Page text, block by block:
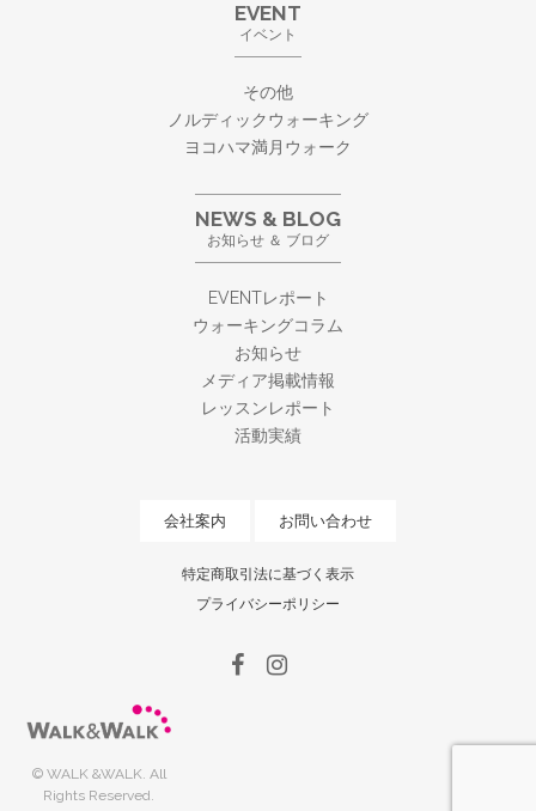
EVENT
イベント
その他
ノルディックウォーキング
ヨコハマ満月ウォーク
NEWS & BLOG
お知らせ ＆ ブログ
EVENTレポート
ウォーキングコラム
お知らせ
メディア掲載情報
レッスンレポート
活動実績
会社案内 お問い合わせ
特定商取引法に基づく表示
プライバシーポリシー
© WALK &WALK. All
Rights Reserved.